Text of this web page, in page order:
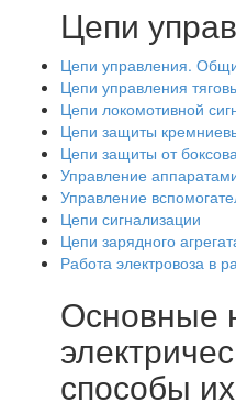
Цепи
Цепи управления.
Цепи управления
Цепи локомотивной
Цепи защиты
Цепи защиты от
Управление
Управление
Цепи сигнализации
Цепи зарядного
Работа электровоза в
Основные
способы